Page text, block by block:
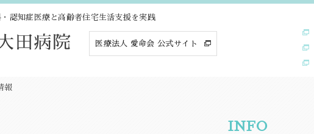
認知症医療と高齢者住宅生活支援を実践
医療法人 愛命会 公式サイト
報
INFO